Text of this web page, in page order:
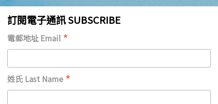
訂閱電子通訊 SUBSCRIBE
電郵地址 Email *
姓氏 Last Name *